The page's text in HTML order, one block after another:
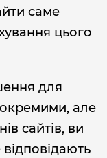
саме
цього
для
але
сайтів, ви